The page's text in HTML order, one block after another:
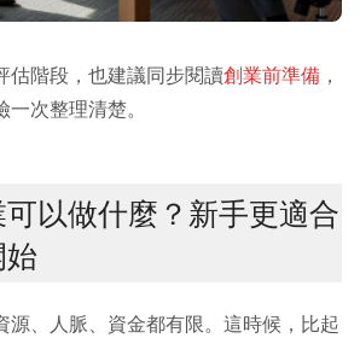
估階段，也建議同步閱讀創業前準備 ，
次整理清楚。
以做什麼？新手更適合
源、人脈、資金都有限。這時候，比起